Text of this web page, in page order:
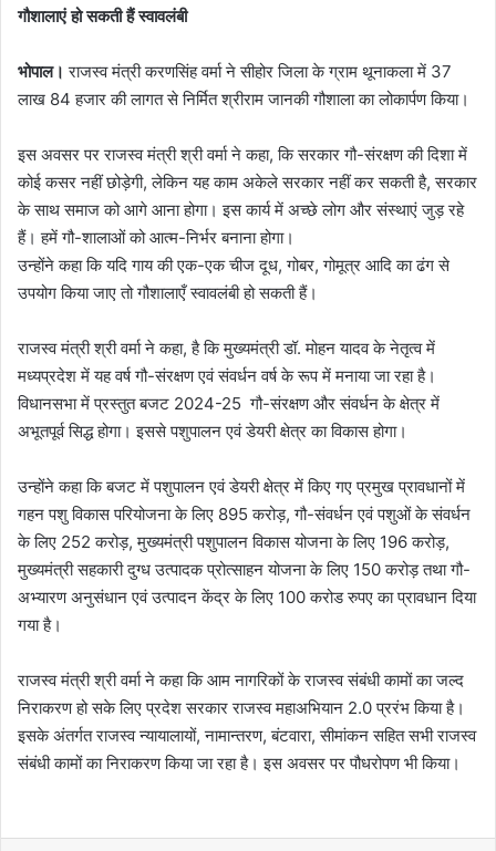
गौशालाएं हो सकती हैं स्वावलंबी
भोपाल। राजस्व मंत्री करणसिंह वर्मा ने सीहोर जिला के ग्राम थूनाकला में 37
लाख 84 हजार की लागत से निर्मित श्रीराम जानकी गौशाला का लोकार्पण किया।
इस अवसर पर राजस्व मंत्री श्री वर्मा ने कहा, कि सरकार गौ-संरक्षण की दिशा में
कोई कसर नहीं छोड़ेगी, लेकिन यह काम अकेले सरकार नहीं कर सकती है, सरकार
के साथ समाज को आगे आना होगा। इस कार्य में अच्छे लोग और संस्थाएं जुड़ रहे
हैं। हमें गौ-शालाओं को आत्म-निर्भर बनाना होगा।
उन्होंने कहा कि यदि गाय की एक-एक चीज दूध, गोबर, गोमूत्र आदि का ढंग से
उपयोग किया जाए तो गौशालाएँ स्वावलंबी हो सकती हैं।
राजस्व मंत्री श्री वर्मा ने कहा, है कि मुख्यमंत्री डॉ. मोहन यादव के नेतृत्व में
मध्यप्रदेश में यह वर्ष गौ-संरक्षण एवं संवर्धन वर्ष के रूप में मनाया जा रहा है।
विधानसभा में प्रस्तुत बजट 2024-25 गौ-संरक्षण और संवर्धन के क्षेत्र में
अभूतपूर्व सिद्ध होगा। इससे पशुपालन एवं डेयरी क्षेत्र का विकास होगा।
उन्होंने कहा कि बजट में पशुपालन एवं डेयरी क्षेत्र में किए गए प्रमुख प्रावधानों में
गहन पशु विकास परियोजना के लिए 895 करोड़, गौ-संवर्धन एवं पशुओं के संवर्धन
के लिए 252 करोड़, मुख्यमंत्री पशुपालन विकास योजना के लिए 196 करोड़,
मुख्यमंत्री सहकारी दुग्ध उत्पादक प्रोत्साहन योजना के लिए 150 करोड़ तथा गौ-
अभ्यारण अनुसंधान एवं उत्पादन केंद्र के लिए 100 करोड रुपए का प्रावधान दिया
गया है।
राजस्व मंत्री श्री वर्मा ने कहा कि आम नागरिकों के राजस्व संबंधी कामों का जल्द
निराकरण हो सके लिए प्रदेश सरकार राजस्व महाअभियान 2.0 प्ररंभ किया है।
इसके अंतर्गत राजस्व न्यायालायों, नामान्तरण, बंटवारा, सीमांकन सहित सभी राजस्व
संबंधी कामों का निराकरण किया जा रहा है। इस अवसर पर पौधरोपण भी किया।